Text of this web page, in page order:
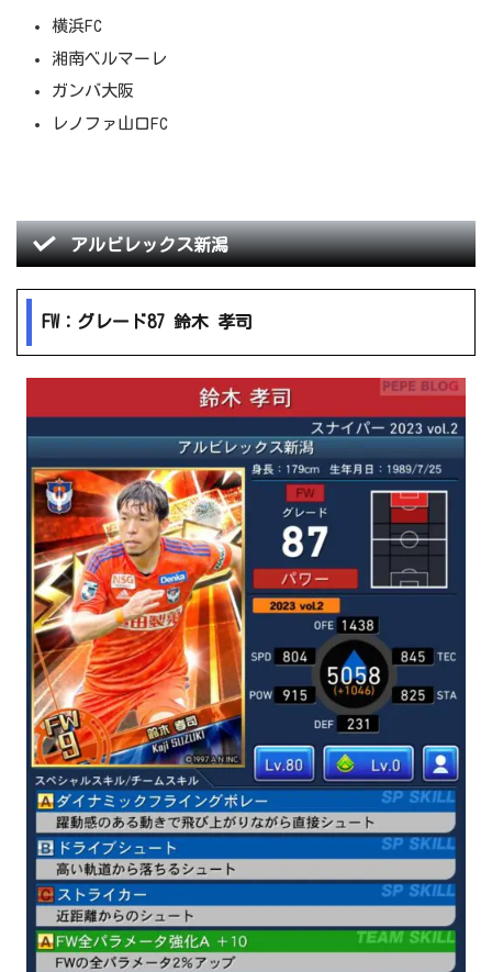
横浜FC
湘南ベルマーレ
ガンバ大阪
レノファ山口FC
アルビレックス新潟
FW：グレード87 鈴木 孝司